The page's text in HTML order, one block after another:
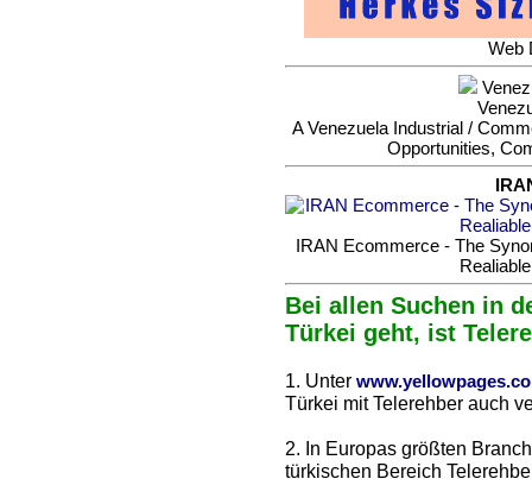
Web
A Venezuela Industrial /
Opportunities,
IRAN Ecommerce - The
Bei allen Suchen in
Türkei geht, ist
1. Unter
Türkei mit Telerehber auch
2. In Europas größten
türkischen Bereich